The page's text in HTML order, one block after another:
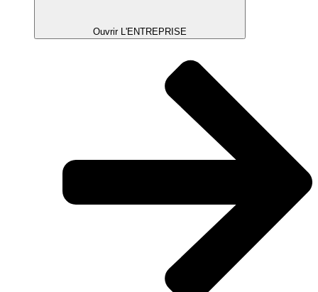
Ouvrir L'ENTREPRISE